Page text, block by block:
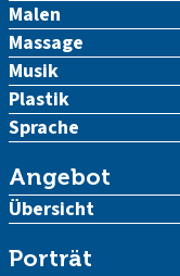
Malen
Massage
Musik
Plastik
Sprache
Angebot
Übersicht
Porträt